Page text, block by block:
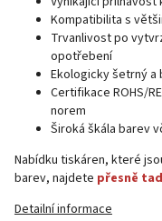
Kompatibilita s
Trvanlivost po
opotřebení
Ekologicky šetrný
Certifikace ROHS/
norem
Široká škála barev
Nabídku tiskáren, které
barev, najdete přesně
Detailní informace